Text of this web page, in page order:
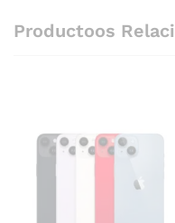
Productoos